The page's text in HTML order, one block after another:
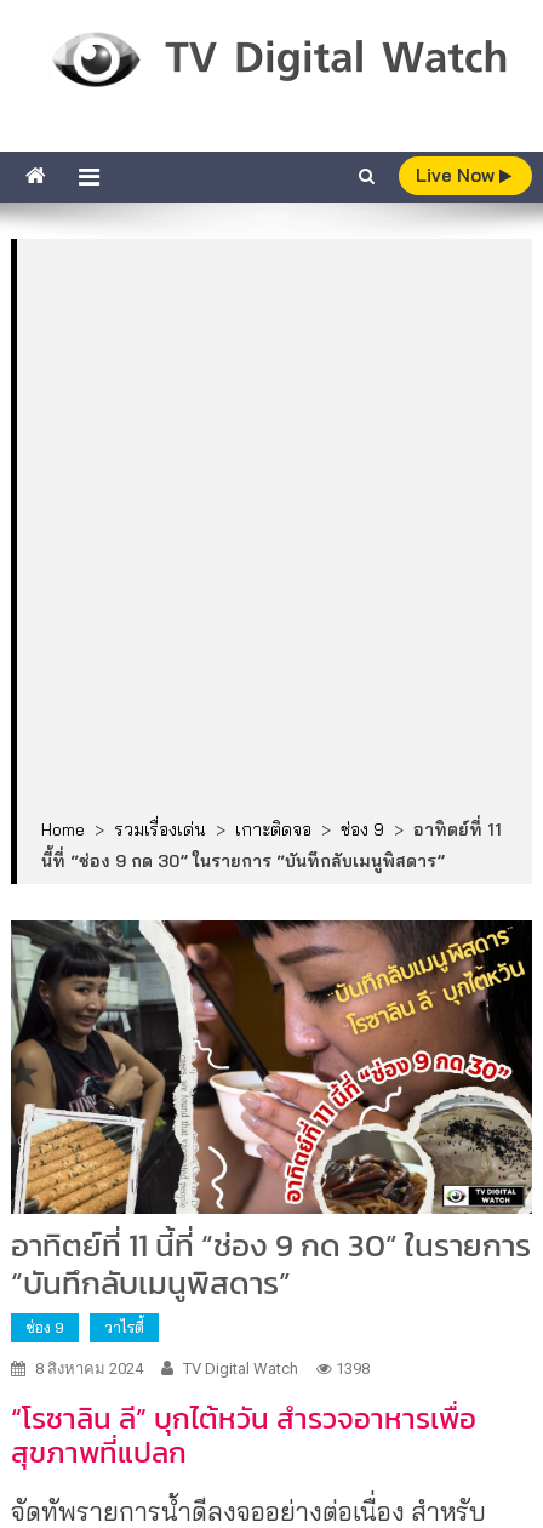
Live Now
Home > รวมเรื่องเด่น > เกาะติดจอ > ช่อง 9 > อาทิตย์ที่ 11
นี้ที่ “ช่อง 9 กด 30” ในรายการ “บันทึกลับเมนูพิสดาร”
อาทิตย์ที่ 11 นี้ที่ “ช่อง 9 กด 30” ในรายการ
“บันทึกลับเมนูพิสดาร”
ช่อง 9 วาไรตี้
8 สิงหาคม 2024 TV Digital Watch 1398
“โรซาลิน ลี” บุกไต้หวัน สำรวจอาหารเพื่อ
สุขภาพที่แปลก
จัดทัพรายการน้ำดีลงจออย่างต่อเนื่อง สำหรับ